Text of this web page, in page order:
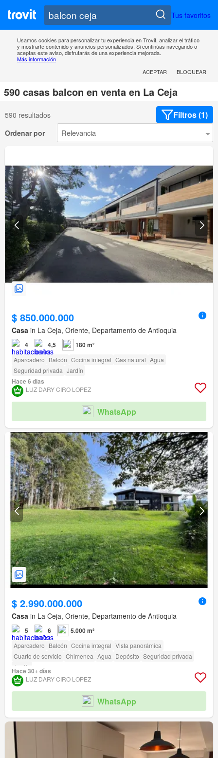
Tus favoritos
Usamos cookies para personalizar tu experiencia en Trovit, analizar el tráfico
y mostrarte contenido y anuncios personalizados. Si continúas navegando o
aceptas este aviso, disfrutarás de una experiencia mejorada.
Más información
ACEPTAR
BLOQUEAR
590 casas balcon en venta en La Ceja
590 resultados Filtros (1)
Ordenar por
$ 850.000.000
Casa in La Ceja, Oriente, Departamento de Antioquia
4 4,5 180 m²
Aparcadero Balcón Cocina integral Gas natural Agua
Seguridad privada Jardín
Hace 6 días
LUZ DARY CIRO LOPEZ
WhatsApp
$ 2.990.000.000
Casa in La Ceja, Oriente, Departamento de Antioquia
5 6 5.000 m²
Aparcadero Balcón Cocina integral Vista panorámica
Cuarto de servicio Chimenea Agua Depósito Seguridad privada
Jardín
Hace 30+ días
LUZ DARY CIRO LOPEZ
WhatsApp